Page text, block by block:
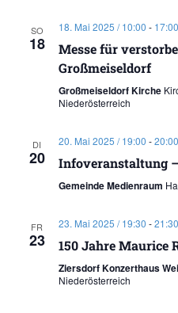
SO
18
18. Mai 2025 / 10:00 - 17:00
Messe für
Großmeiseldorf
Großmeiseldorf Kirche
Niederösterreich
DI
20
20. Mai 2025 / 19:00 -20:00
Infoveranstaltung
Gemeinde Medienraum
FR
23
23. Mai 2025 / 19:30 -21:30
150 Jahre Maurice
Ziersdorf Konzerthaus
Niederösterreich